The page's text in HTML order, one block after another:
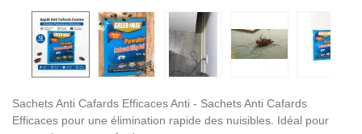
Sachets Anti Cafards Efficaces Anti - Sachets Anti Cafards
Efficaces pour une élimination rapide des nuisibles. Idéal pour